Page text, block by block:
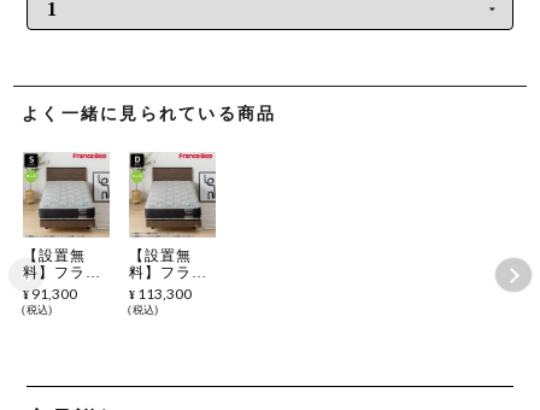
よく一緒に見られている商品
【設置無
料】フラン
スベッド シ
ングルサイ
リング 耐圧
¥ 91,300
税込
【設置無
料】フラン
スベッド ダ
ブルサイズ
ング 耐圧分
¥ 113,300
税込